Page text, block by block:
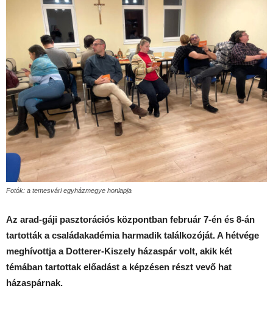
Fotók: a temesvári egyházmegye honlapja
Az arad-gáji pasztorációs központban február 7-én és 8-án
tartották a családakadémia harmadik találkozóját. A hétvége
meghívottja a Dotterer-Kiszely házaspár volt, akik két
témában tartottak előadást a képzésen részt vevő hat
házaspárnak.